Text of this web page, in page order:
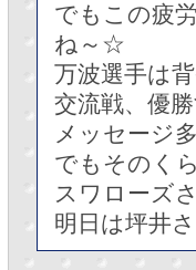
でもこの疲
ね～☆
万波選手は
交流戦、優
メッセージ
でもそのく
スワローズ
明日は坪井